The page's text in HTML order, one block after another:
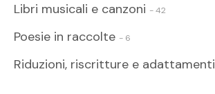
Libri musicali e canzoni - 42
Poesie in raccolte - 6
Riduzioni, riscritture e adattamenti